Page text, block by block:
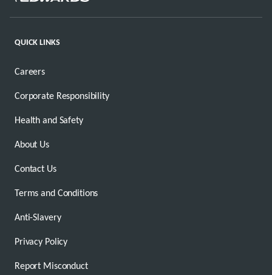
QUICK LINKS
Careers
Corporate Responsibility
Health and Safety
About Us
Contact Us
Terms and Conditions
Anti-Slavery
Privacy Policy
Report Misconduct